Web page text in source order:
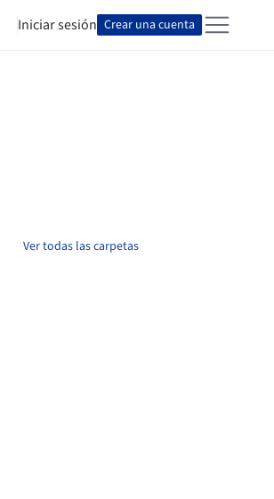
Iniciar sesión Crear una cuenta
Ver todas las carpetas